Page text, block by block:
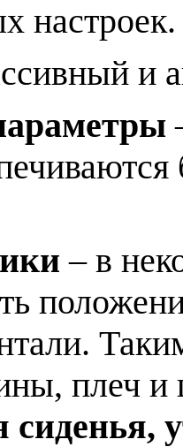
настроек.
и
– в
плеч и
сиденья,